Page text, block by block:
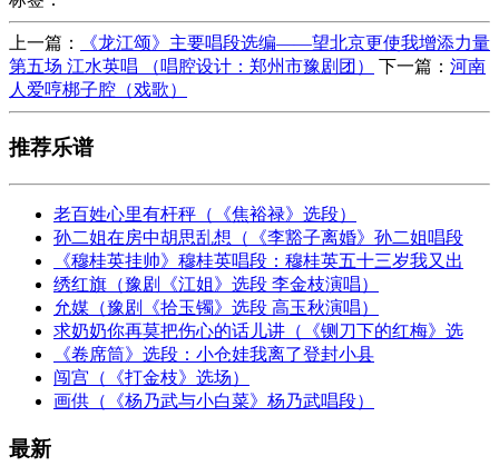
上一篇：
《龙江颂》主要唱段选编——望北京更使我增添力量
第五场 江水英唱 （唱腔设计：郑州市豫剧团）
下一篇： 河南
人爱哼梆子腔（戏歌）
推荐乐谱
老百姓心里有杆秤（《焦裕禄》选段）
孙二姐在房中胡思乱想（《李豁子离婚》孙二姐唱段
《穆桂英挂帅》穆桂英唱段：穆桂英五十三岁我又出
绣红旗（豫剧《江姐》选段 李金枝演唱）
允媒（豫剧《拾玉镯》选段 高玉秋演唱）
求奶奶你再莫把伤心的话儿讲（《铡刀下的红梅》选
《卷席筒》选段：小仓娃我离了登封小县
闯宫（《打金枝》选场）
画供（《杨乃武与小白菜》杨乃武唱段）
最新